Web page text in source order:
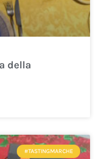
della
#TASTINGMARCHE